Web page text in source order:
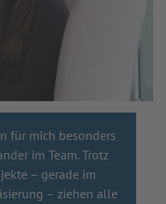
für mich besonders
im Team. Trotz
– gerade im
– ziehen alle